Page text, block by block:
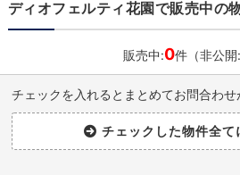
ディオフェルティ花園で販売中の
販売中:0件（非公開:
チェックを入れるとまとめてお問合わせ